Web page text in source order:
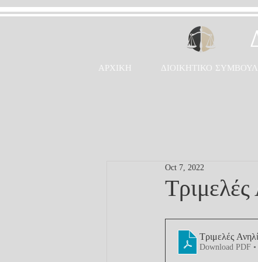
ΑΡΧΙΚΗ ΔΙΟΙΚΗΤΙΚΟ
Oct 7, 2022
Τριμελές
Download PDF